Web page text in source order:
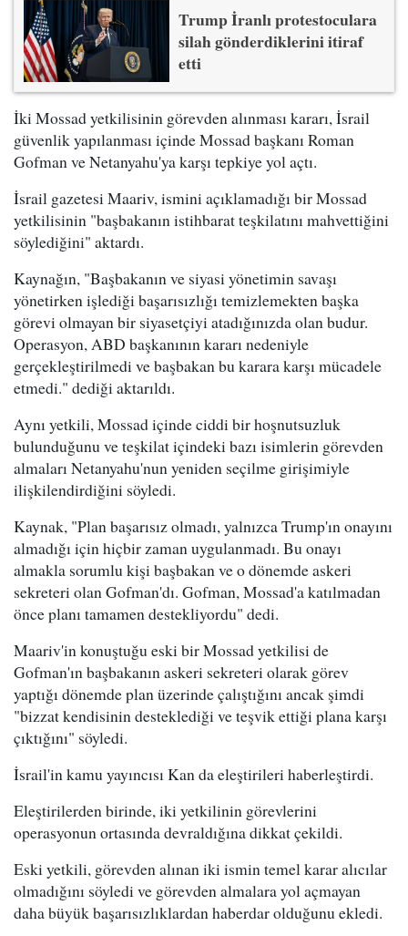
Trump İranlı protestoculara
silah gönderdiklerini itiraf
etti
İki Mossad yetkilisinin görevden alınması kararı, İsrail
güvenlik yapılanması içinde Mossad başkanı Roman
Gofman ve Netanyahu'ya karşı tepkiye yol açtı.
İsrail gazetesi Maariv, ismini açıklamadığı bir Mossad
yetkilisinin "başbakanın istihbarat teşkilatını mahvettiğini
söylediğini" aktardı.
Kaynağın, "Başbakanın ve siyasi yönetimin savaşı
yönetirken işlediği başarısızlığı temizlemekten başka
görevi olmayan bir siyasetçiyi atadığınızda olan budur.
Operasyon, ABD başkanının kararı nedeniyle
gerçekleştirilmedi ve başbakan bu karara karşı mücadele
etmedi." dediği aktarıldı.
Aynı yetkili, Mossad içinde ciddi bir hoşnutsuzluk
bulunduğunu ve teşkilat içindeki bazı isimlerin görevden
almaları Netanyahu'nun yeniden seçilme girişimiyle
ilişkilendirdiğini söyledi.
Kaynak, "Plan başarısız olmadı, yalnızca Trump'ın onayını
almadığı için hiçbir zaman uygulanmadı. Bu onayı
almakla sorumlu kişi başbakan ve o dönemde askeri
sekreteri olan Gofman'dı. Gofman, Mossad'a katılmadan
önce planı tamamen destekliyordu" dedi.
Maariv'in konuştuğu eski bir Mossad yetkilisi de
Gofman'ın başbakanın askeri sekreteri olarak görev
yaptığı dönemde plan üzerinde çalıştığını ancak şimdi
"bizzat kendisinin desteklediği ve teşvik ettiği plana karşı
çıktığını" söyledi.
İsrail'in kamu yayıncısı Kan da eleştirileri haberleştirdi.
Eleştirilerden birinde, iki yetkilinin görevlerini
operasyonun ortasında devraldığına dikkat çekildi.
Eski yetkili, görevden alınan iki ismin temel karar alıcılar
olmadığını söyledi ve görevden almalara yol açmayan
daha büyük başarısızlıklardan haberdar olduğunu ekledi.